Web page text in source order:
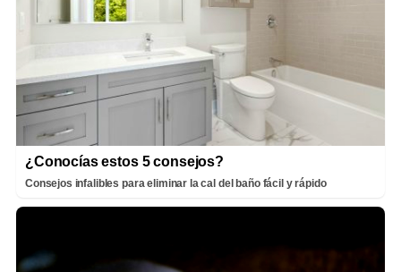
¿Conocías estos 5 consejos?
Consejos infalibles para eliminar la cal del baño fácil y rápido